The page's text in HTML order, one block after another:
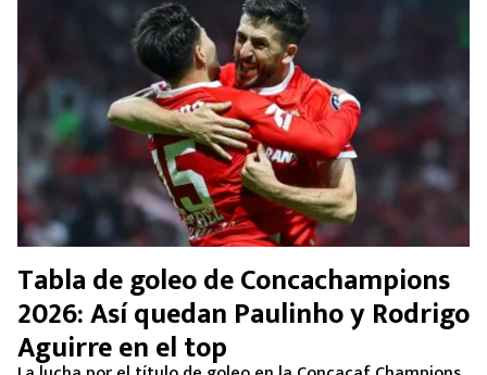
Tabla de goleo de Concachampions
2026: Así quedan Paulinho y Rodrigo
Aguirre en el top